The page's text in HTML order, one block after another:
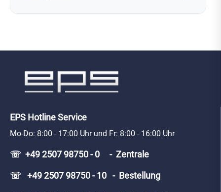
EPS Hotline Service
Mo-Do: 8:00 - 17:00 Uhr und Fr: 8:00 - 16:00 Uhr
☏ +49 2507 98750 - 0 - Zentrale
☏ +49 2507 98750 - 10 - Bestellung